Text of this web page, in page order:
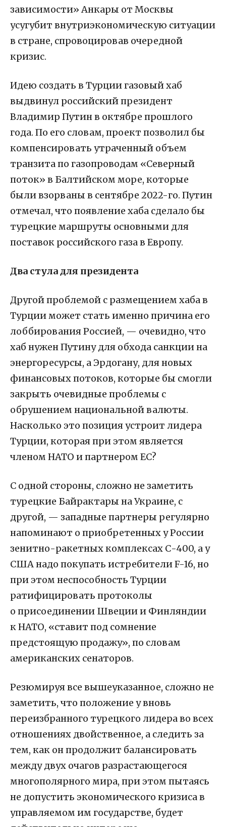
зависимости» Анкары от Москвы
усугубит внутриэкономическую ситуации
в стране, спровоцировав очередной
кризис.
Идею создать в Турции газовый хаб
выдвинул российский президент
Владимир Путин в октябре прошлого
года. По его словам, проект позволил бы
компенсировать утраченный объем
транзита по газопроводам «Северный
поток» в Балтийском море, которые
были взорваны в сентябре 2022-го. Путин
отмечал, что появление хаба сделало бы
турецкие маршруты основными для
поставок российского газа в Европу.
Два стула для президента
Другой проблемой с размещением хаба в
Турции может стать именно причина его
лоббирования Россией, — очевидно, что
хаб нужен Путину для обхода санкции на
энергоресурсы, а Эрдогану, для новых
финансовых потоков, которые бы смогли
закрыть очевидные проблемы с
обрушением национальной валюты.
Насколько это позиция устроит лидера
Турции, которая при этом является
членом НАТО и партнером ЕС?
С одной стороны, сложно не заметить
турецкие Байрактары на Украине, с
другой, — западные партнеры регулярно
напоминают о приобретенных у России
зенитно-ракетных комплексах С-400, а у
США надо покупать истребители F-16, но
при этом неспособность Турции
ратифицировать протоколы
о присоединении Швеции и Финляндии
к НАТО, «ставит под сомнение
предстоящую продажу», по словам
американских сенаторов.
Резюмируя все вышеуказанное, сложно не
заметить, что положение у вновь
переизбранного турецкого лидера во всех
отношениях двойственное, а следить за
тем, как он продолжит балансировать
между двух очагов разрастающегося
многополярного мира, при этом пытаясь
не допустить экономического кризиса в
управляемом им государстве, будет